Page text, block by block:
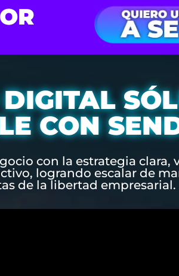
CON
con la estrategia clara,
logrando escalar de
de la libertad empresarial.